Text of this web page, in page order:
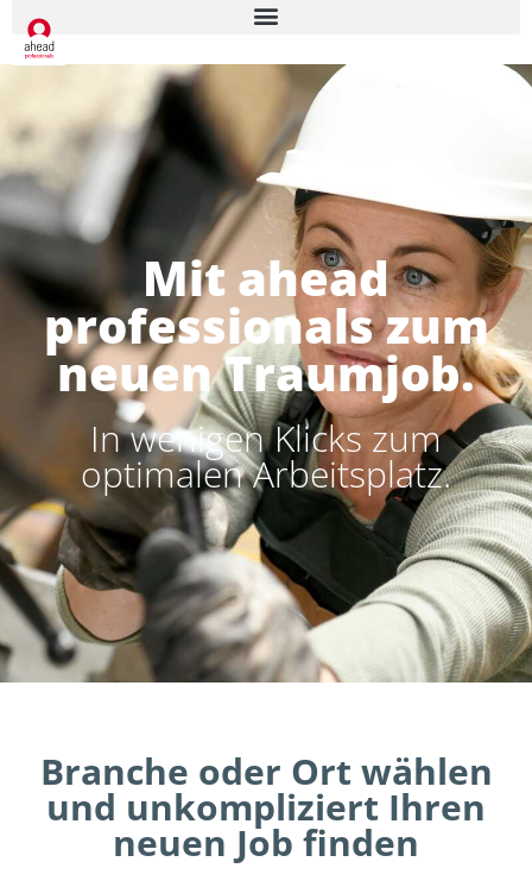
Mit ahead
professionals zum
neuen Traumjob.
In wenigen Klicks zum
optimalen Arbeitsplatz.
Branche oder Ort wählen
und unkompliziert Ihren
neuen Job finden